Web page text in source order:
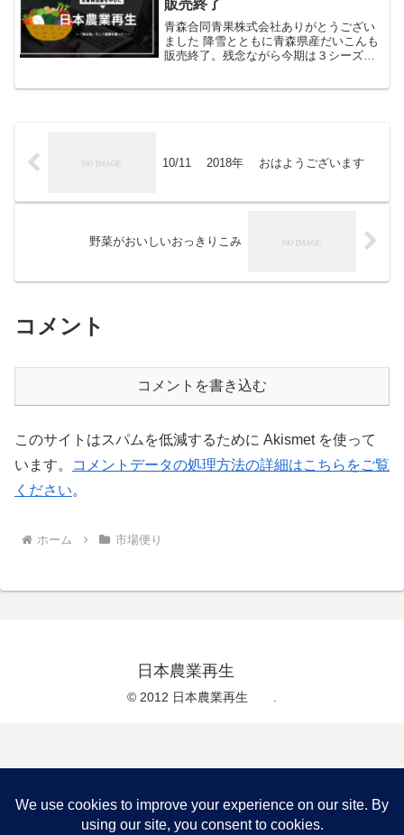
販売終了
青森合同青果株式会社ありがとうござい
ました 降雪とともに青森県産だいこんも
販売終了。残念ながら今期は３シーズン
10/11 2018年 おはようございます
野菜がおいしいおっきりこみ
コメント
コメントを書き込む
このサイトはスパムを低減するために Akismet を使って
います。
コメントデータの処理方法の詳細はこちらをご覧
ください。
ホーム 市場便り
日本農業再生
© 2012 日本農業再生 .